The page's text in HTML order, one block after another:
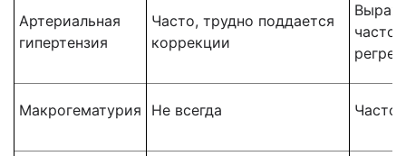
Артериальная
гипертензия
Часто, трудно поддается
коррекции
Макрогематурия Не всегда Часто